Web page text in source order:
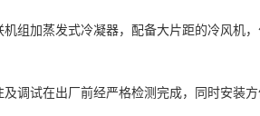
机组加蒸发式冷凝器，配备大片距的冷风机
及调试在出厂前经严格检测完成，同时安装